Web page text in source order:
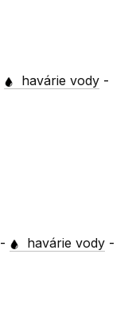
havárie vody -
- havárie vody -